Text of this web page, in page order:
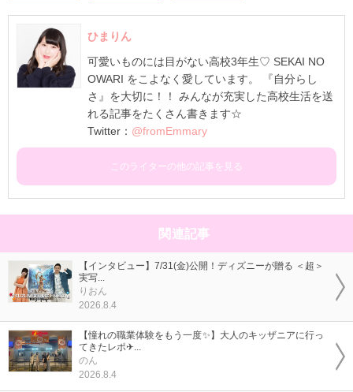
ひまりん
可愛いものには目がない高校3年生♡ SEKAI NO
OWARI をこよなく愛しています。 『自分らし
さ』を大切に！！ みんなが充実した高校生活を送
れる記事をたくさん書きます☆
Twitter： @fromEmmary
このライターの他の記事を見る
関連記事
【インタビュー】7/31(金)公開！ディズニーが贈る ＜超＞
実写...
りおん
2026.8.4
【憧れの職業体験をもう一度✨】大人のキッザニアに行っ
てきたレポ✈...
のん
2026.8.4